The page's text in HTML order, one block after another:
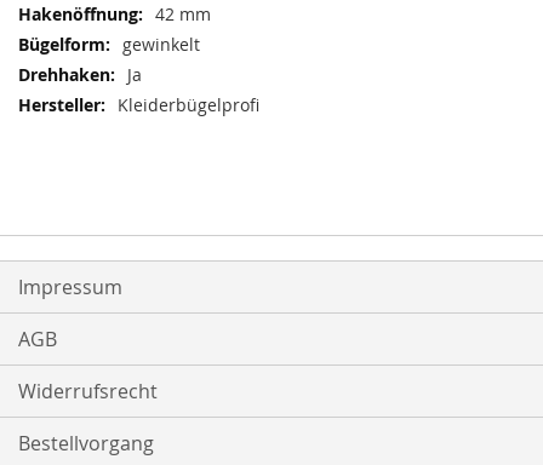
42 mm
gewinkelt
Ja
Kleiderbügelprofi
Impressum
AGB
Widerrufsrecht
Bestellvorgang